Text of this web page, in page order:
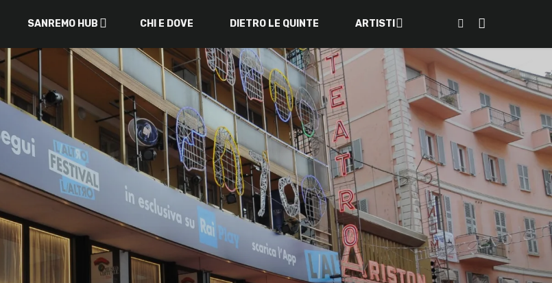
SANREMO HUB CHI E DOVE DIETRO LE QUINTE ARTISTI